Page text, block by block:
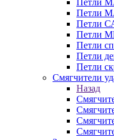
Петли
Петли
Петли
Петли
Петли
Петли
Петли
Смягчители
Назад